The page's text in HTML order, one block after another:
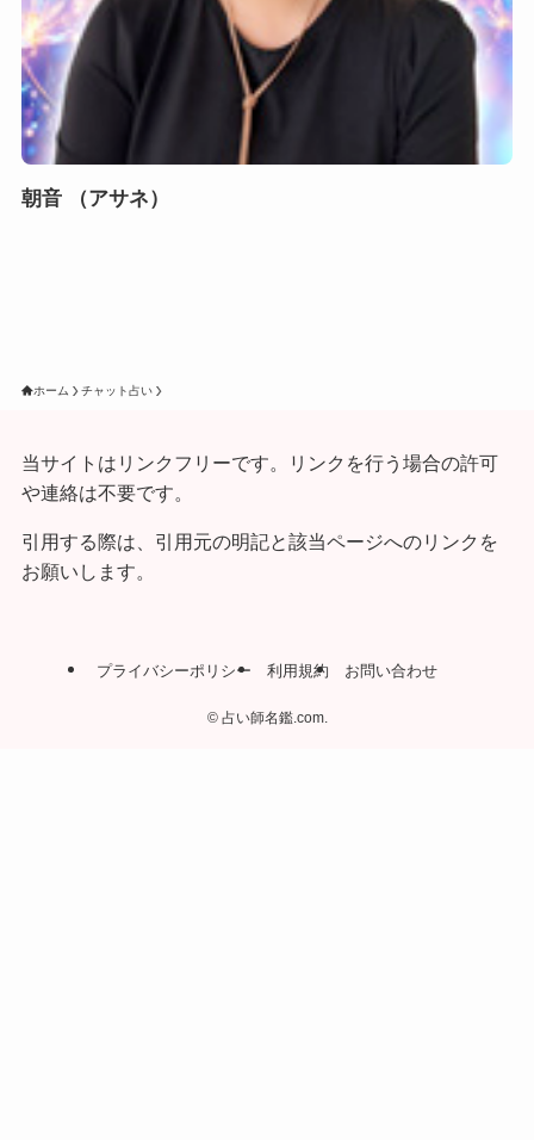
朝音 （アサネ）
ホーム チャット占い
当サイトはリンクフリーです。リンクを行う場合の許可
や連絡は不要です。
引用する際は、引用元の明記と該当ページへのリンクを
お願いします。
プライバシーポリシー 利用規約 お問い合わせ
©占い師名鑑.com.